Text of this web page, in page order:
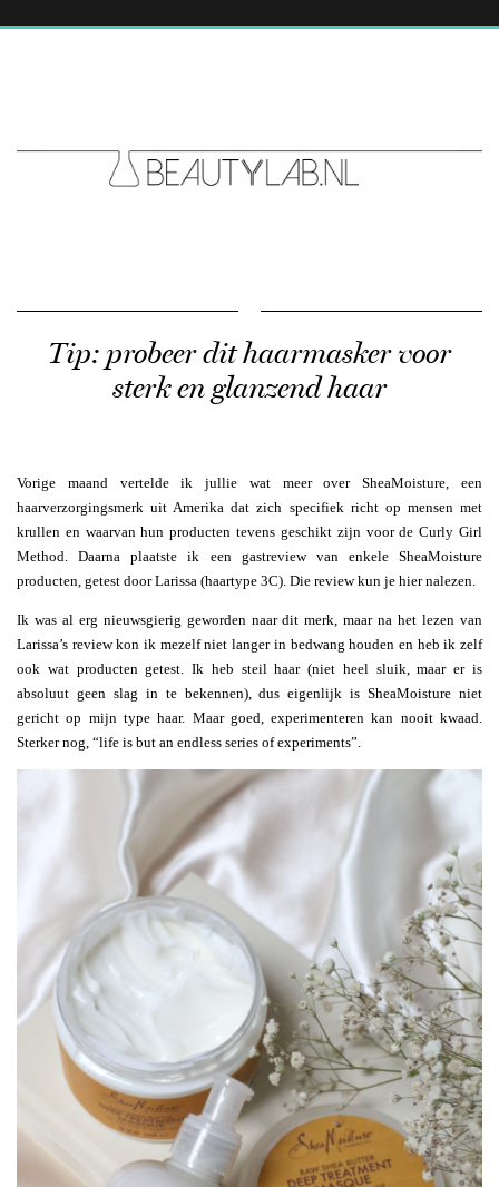
Tip: probeer dit haarmasker voor
sterk en glanzend haar
Vorige maand vertelde ik jullie wat meer over SheaMoisture, een
haarverzorgingsmerk uit Amerika dat zich specifiek richt op mensen met
krullen en waarvan hun producten tevens geschikt zijn voor de Curly Girl
Method. Daarna plaatste ik een gastreview van enkele SheaMoisture
producten, getest door Larissa (haartype 3C). Die review kun je hier nalezen.
Ik was al erg nieuwsgierig geworden naar dit merk, maar na het lezen van
Larissa’s review kon ik mezelf niet langer in bedwang houden en heb ik zelf
ook wat producten getest. Ik heb steil haar (niet heel sluik, maar er is
absoluut geen slag in te bekennen), dus eigenlijk is SheaMoisture niet
gericht op mijn type haar. Maar goed, experimenteren kan nooit kwaad.
Sterker nog, “life is but an endless series of experiments”.